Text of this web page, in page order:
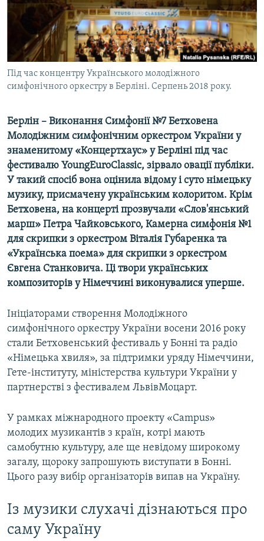
ВІДЕОУРОКИ «ELIFBE»
СВІДЧЕННЯ ОКУПАЦІЇ
УКРАЇНСЬКА ПРОБЛЕМА КРИМУ
ІНФОГРАФІКА
Русский
Qırımtatar
ДОЛУЧАЙСЯ!
Усі сайти RFE/RL
Під час концентру Українського молодіжного
симфонічного оркестру в Берліні. Серпень 2018 року.
Берлін – Виконання Симфонії №7 Бетховена
Молодіжним симфонічним оркестром України у
знаменитому «Концертхаус» у Берліні під час
фестивалю YoungEuroClassic, зірвало овації публіки.
У такий спосіб вона оцінила відому і суто німецьку
музику, присмачену українським колоритом. Крім
Бетховена, на концерті прозвучали «Слов'янський
марш» Петра Чайковського, Камерна симфонія №1
для скрипки з оркестром Віталія Губаренка та
«Українська поема» для скрипки з оркестром
Євгена Станковича. Ці твори українських
композиторів у Німеччині виконувалися уперше.
Ініціаторами створення Молодіжного
симфонічного оркестру України восени 2016 року
стали Бетховенський фестиваль у Бонні та радіо
«Німецька хвиля», за підтримки уряду Німеччини,
Гете-інституту, міністерства культури України у
партнерстві з фестивалем ЛьвівМоцарт.
У рамках міжнародного проекту «Campus»
молодих музикантів з країн, котрі мають
самобутню культуру, але ще невідому широкому
загалу, щороку запрошують виступати в Бонні.
Цього разу вибір організаторів випав на Україну.
Із музики слухачі дізнаються про
саму Україну